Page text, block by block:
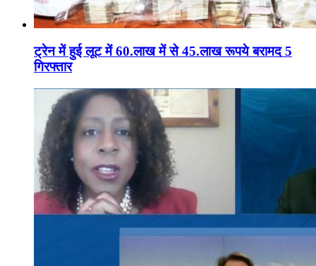
ट्रेन में हुई लूट में 60.लाख में से 45.लाख रूपये बरामद 5
गिरफ्तार